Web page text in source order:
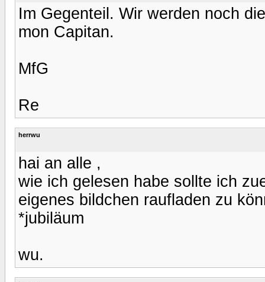
Im Gegenteil. Wir werden noch
mon Capitan.
MfG
Re
herrwu
hai an alle ,
wie ich gelesen habe sollte ich
eigenes bildchen raufladen zu
*jubiläum
wu.